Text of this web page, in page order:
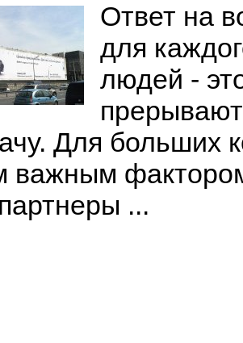
Ответ на
для
людей -
Для больших
важным
...